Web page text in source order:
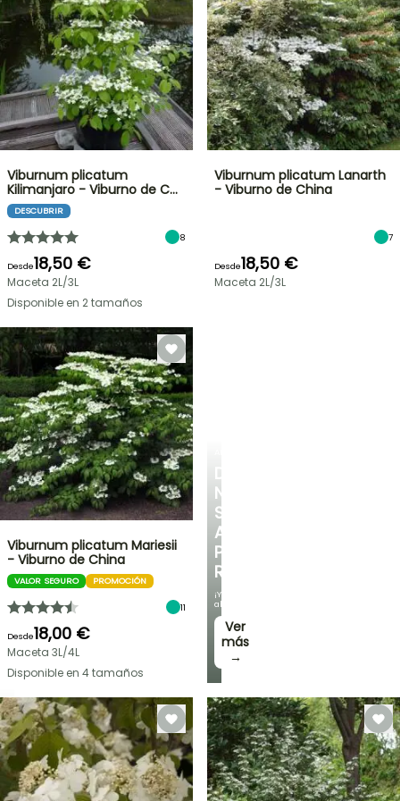
OFERTA
RELÁMPAGO
¡HASTA
UN
30
%
DESCUBRE
NUESTRA
SELECCIÓN
A
PRECIOS
REDUCIDOS
¡Y
ahorra!
Ver
más
→
Viburnum plicatum
Kilimanjaro - Viburno de C…
DESCUBRIR
8
Desde18,50 €
Maceta 2L/3L
Disponible en 2 tamaños
Viburnum plicatum Lanarth
- Viburno de China
7
Desde18,50 €
Maceta 2L/3L
Viburnum plicatum Mariesii
- Viburno de China
VALOR SEGURO PROMOCIÓN
11
Desde18,00 €
Maceta 3L/4L
Disponible en 4 tamaños